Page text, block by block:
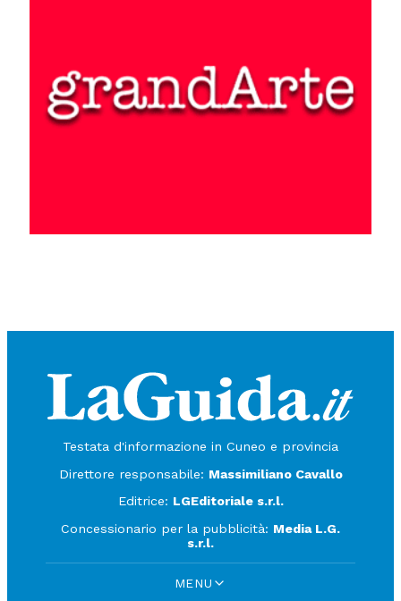
Testata d'informazione in Cuneo e provincia
Direttore responsabile: Massimiliano Cavallo
Editrice: LGEditoriale s.r.l.
Concessionario per la pubblicità: Media L.G.
s.r.l.
MENU